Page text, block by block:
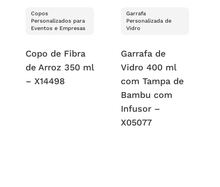
Copos
Personalizados para
Eventos e Empresas
Copo de Fibra
de Arroz 350 ml
– X14498
Garrafa
Personalizada de
Vidro
Garrafa de
Vidro 400 ml
com Tampa de
Bambu com
Infusor –
X05077